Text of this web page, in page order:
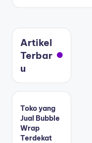
Artikel
Terbar
u
Toko yang
Jual Bubble
Wrap
Terdekat